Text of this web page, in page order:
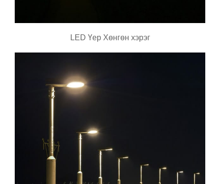
LED Үер Хөнгөн хэрэг